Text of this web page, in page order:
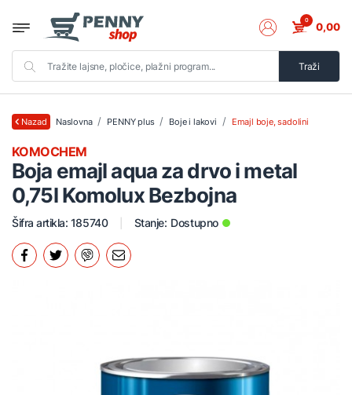
Traži
0 0,00
Nazad Naslovna PENNY plus Boje i lakovi Emajl boje, sadolini
Boja emajl aqua za drvo i metal
0,75l Komolux Bezbojna
KOMOCHEM
Šifra artikla: 185740 Stanje: Dostupno